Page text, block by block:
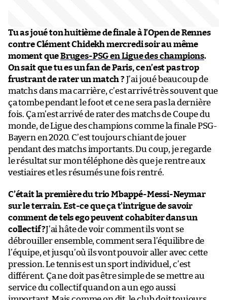
Tu as joué ton huitième de finale à l’Open de Rennes
contre Clément Chidekh mercredi soir au même
moment queBruges-PSG en Ligue des champions.
On sait que tu es un fan de Paris, ce n’est pas trop
frustrant de rater un match ? J’ai joué beaucoup de
matchs dans ma carrière, c’est arrivé très souvent que
ça tombe pendant le foot et ce ne sera pas la dernière
fois. Ça m’est arrivé de rater des matchs de Coupe du
monde, de Ligue des champions comme la finale PSG-
Bayern en 2020. C’est toujours chiant de jouer
pendant des matchs importants. Du coup, je regarde
le résultat sur mon téléphone dès que je rentre aux
vestiaires et les résumés une fois rentré.
C’était la première du trio Mbappé-Messi-Neymar
sur le terrain. Est-ce que ça t’intrigue de savoir
comment de tels ego peuvent cohabiter dans un
collectif ?J’ai hâte de voir comment ils vont se
débrouiller ensemble, comment sera l’équilibre de
l’équipe, et jusqu’où ils vont pouvoir aller avec cette
pression. Le tennis est un sport individuel, c’est
différent. Ça ne doit pas être simple de se mettre au
service du collectif quand on a un ego aussi